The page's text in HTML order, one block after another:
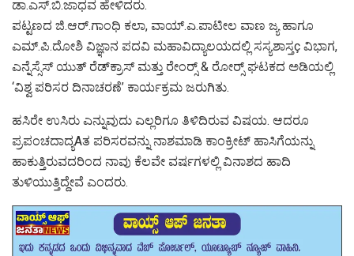
ಡಾ.ಎಸ್.ಬಿ.ಜಾಧವ ಹೇಳಿದರು.
ಪಟ್ಟಣದ ಜಿ.ಆರ್.ಗಾಂಧಿ ಕಲಾ, ವಾಯ್.ಎ.ಪಾಟೀಲ ವಾಣ ಜ್ಯ ಹಾಗೂ
ಎಮ್.ಪಿ.ದೋಶಿ ವಿಜ್ಞಾನ ಪದವಿ ಮಹಾವಿದ್ಯಾಲಯದಲ್ಲಿ ಸಸ್ಯಶಾಸ್ತç ವಿಭಾಗ,
ಎನ್ನೆಸ್ಸೆಸ್ ಯುತ್ ರೆಡ್‌ಕ್ರಾಸ್ ಮತ್ತು ರೇಂರ‍್ಸ್ & ರೋರ‍್ಸ್ ಘಟಕದ ಅಡಿಯಲ್ಲಿ
‘ವಿಶ್ವ ಪರಿಸರ ದಿನಾಚರಣೆ’ ಕಾರ್ಯಕ್ರಮ ಜರುಗಿತು.
ಹಸಿರೇ ಉಸಿರು ಎನ್ನುವುದು ಎಲ್ಲರಿಗೂ ತಿಳಿದಿರುವ ವಿಷಯ. ಆದರೂ
ಪ್ರಪಂಚದಾದ್ಯAತ ಪರಿಸರವನ್ನು ನಾಶಮಾಡಿ ಕಾಂಕ್ರೀಟ್ ಹಾಸಿಗೆಯನ್ನು
ಹಾಕುತ್ತಿರುವದರಿಂದ ನಾವು ಕೆಲವೇ ವರ್ಷಗಳಲ್ಲಿ ವಿನಾಶದ ಹಾದಿ
ತುಳಿಯುತ್ತಿದ್ದೇವೆ ಎಂದರು.